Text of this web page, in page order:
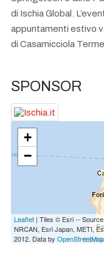
di Ischia Global.
appuntamenti estivo
di Casamicciola Terme.
SPONSOR
+
−
Leaflet | Tiles © Esri --
NRCAN, Esri Japan, METI,
2012. Data by OpenStreetMap